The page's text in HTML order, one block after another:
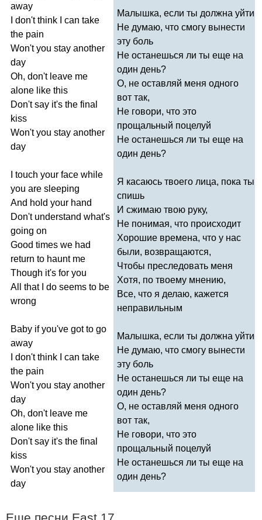
away
don't think can take
the pain
Won't you stay another
day
Oh, don't leave me
alone like this
Don't say it's the final
kiss
Won't you stay another
day
touch your face while
you are sleeping
And hold your hand
Don't understand what's
going on
Good times we had
return to haunt me
Though it's for you
All
that do seems to be
wrong
Baby if you've got to go
away
don't think can take
the pain
Won't you stay another
day
Oh, don't leave me
alone like this
Don't say it's the final
kiss
Won't you stay another
day
Малышка, если ты должна уйти
Не думаю, что смогу вынести
эту боль
Не останешься ли ты еще на
один день?
О, не оставляй меня одного
вот так,
Не говори, что это
прощальный поцелуй
Не останешься ли ты еще на
один день?
Я касаюсь твоего лица, пока ты
спишь
И сжимаю твою руку,
Не понимая, что происходит
Хорошие времена, что у нас
были, возвращаются,
Чтобы преследовать меня
Хотя, по твоему мнению,
Все, что я делаю, кажется
неправильным
Малышка, если ты должна уйти
Не думаю, что смогу вынести
эту боль
Не останешься ли ты еще на
один день?
О, не оставляй меня одного
вот так,
Не говори, что это
прощальный поцелуй
Не останешься ли ты еще на
один день?
Еще песни East 17